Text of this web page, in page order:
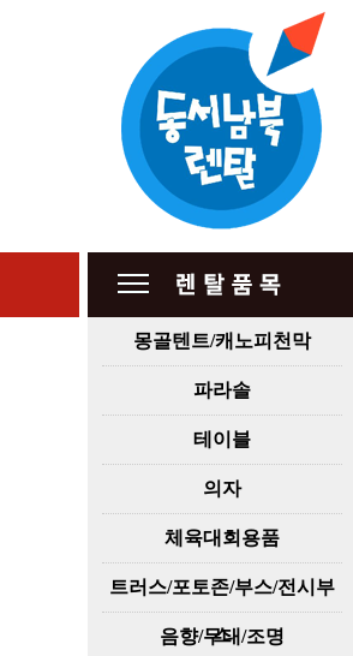
몽골텐트/캐노피천막
파라솔
테이블
의자
체육대회용품
트러스/포토존/부스/전시부
스
음향/무대/조명